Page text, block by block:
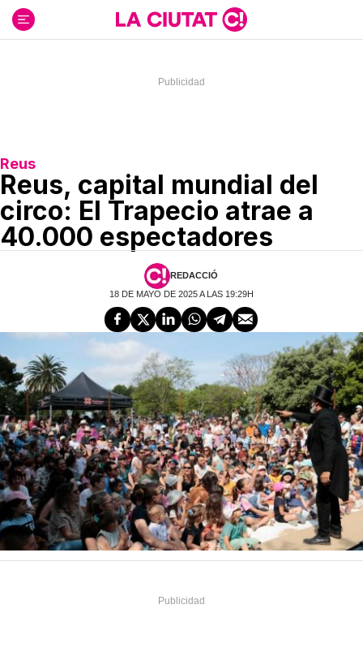
contenido
Reus
Reus, capital mundial del
circo: El Trapecio atrae a
40.000 espectadores
REDACCIÓ
18 DE MAYO DE 2025 A LAS 19:29H